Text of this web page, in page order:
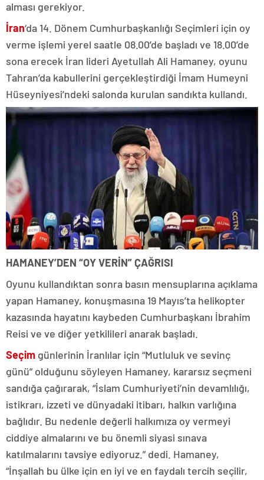
alması gerekiyor.
İran‘da 14. Dönem Cumhurbaşkanlığı Seçimleri için oy
verme işlemi yerel saatle 08.00’de başladı ve 18.00’de
sona erecek İran lideri Ayetullah Ali Hamaney, oyunu
Tahran’da kabullerini gerçekleştirdiği İmam Humeyni
Hüseyniyesi’ndeki salonda kurulan sandıkta kullandı.
HAMANEY’DEN “OY VERİN” ÇAĞRISI
Oyunu kullandıktan sonra basın mensuplarına açıklama
yapan Hamaney, konuşmasına 19 Mayıs’ta helikopter
kazasında hayatını kaybeden Cumhurbaşkanı İbrahim
Reisi ve ve diğer yetkilileri anarak başladı.
Seçim günlerinin İranlılar için “Mutluluk ve sevinç
günü” olduğunu söyleyen Hamaney, kararsız seçmeni
sandığa çağırarak, “İslam Cumhuriyeti’nin devamlılığı,
istikrarı, izzeti ve dünyadaki itibarı, halkın varlığına
bağlıdır. Bu nedenle değerli halkımıza oy vermeyi
ciddiye almalarını ve bu önemli siyasi sınava
katılmalarını tavsiye ediyoruz.” dedi. Hamaney,
“İnşallah bu ülke için en iyi ve en faydalı tercih seçilir,